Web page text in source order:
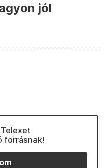
jól
forrásnak!